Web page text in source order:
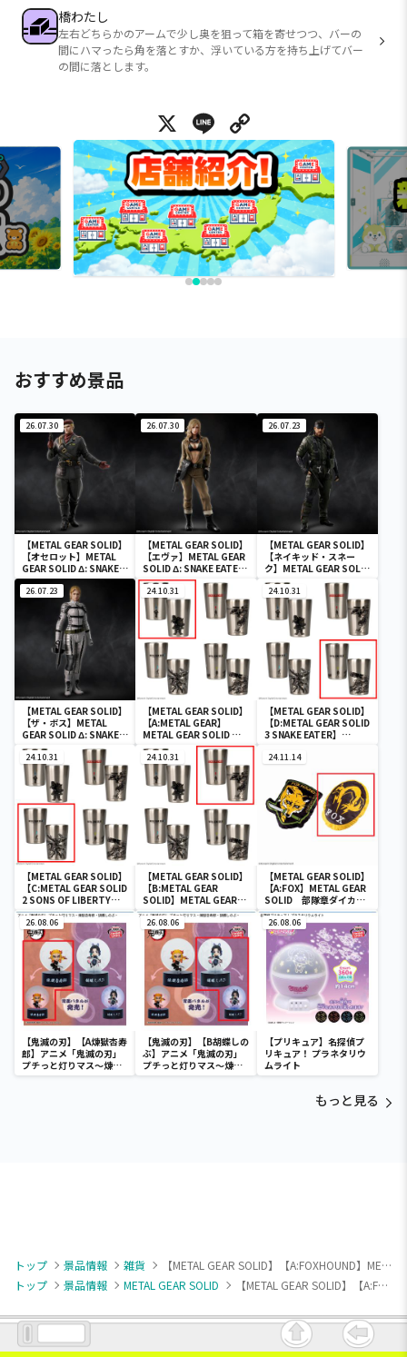
橋わたし
左右どちらかのアームで少し奥を狙って箱を寄せつつ、バーの
間にハマったら角を落とすか、浮いている方を持ち上げてバー
の間に落とします。
X Line
おすすめ景品
26.07.30
【METAL GEAR SOLID】
【オセロット】METAL
GEAR SOLID Δ: SNAKE
EATER フィギュアコレク
ション オセロット
26.07.30
【METAL GEAR SOLID】
【エヴァ】METAL GEAR
SOLID Δ: SNAKE EATER
フィギュアコレクション
エヴァ
26.07.23
【METAL GEAR SOLID】
【ネイキッド・スネー
ク】METAL GEAR SOLID
Δ: SNAKE EATER フィギ
ュアコレクション ネイキ
ッド・スネーク
26.07.23
【METAL GEAR SOLID】
【ザ・ボス】METAL
GEAR SOLID Δ: SNAKE
EATER フィギュアコレク
ション ザ・ボス
24.10.31
【METAL GEAR SOLID】
【A:METAL GEAR】
METAL GEAR SOLID ア
ラートステンレスタンブ
ラー
24.10.31
【METAL GEAR SOLID】
【D:METAL GEAR SOLID
3 SNAKE EATER】
ラートステンレスタンブ
24.10.31
【METAL GEAR SOLID】
【C:METAL GEAR SOLID
2 SONS OF LIBERTY】
METAL GEAR SOLID ア
ラートステンレスタンブ
ラー
24.10.31
【METAL GEAR SOLID】
【B:METAL GEAR
SOLID】METAL GEAR
SOLID アラートステンレ
スタンブラー
24.11.14
【METAL GEAR SOLID】
【A:FOX】METAL GEAR
SOLID 部隊章ダイカッ
トクッション
26.08.06
【鬼滅の刃】【A煉獄杏寿
郎】アニメ「鬼滅の刃」
プチっと灯りマス～煉獄
杏寿郎・胡蝶しのぶ～
26.08.06
【鬼滅の刃】【B胡蝶しの
ぶ】アニメ「鬼滅の刃」
プチっと灯りマス～煉獄
杏寿郎・胡蝶しのぶ～
26.08.06
【プリキュア】名探偵プ
リキュア！ プラネタリウ
ムライト
もっと見る
トップ 景品情報 雑貨
【METAL GEAR SOLID】【A:FOXHOUND】METAL GEAR SOLID 部隊章ダイカットクッション
トップ
景品情報 METAL GEAR SOLID 【METAL GEAR SOLID】【A:FOXHOUND】METAL GEAR SOLID 部隊章ダイカットクッション